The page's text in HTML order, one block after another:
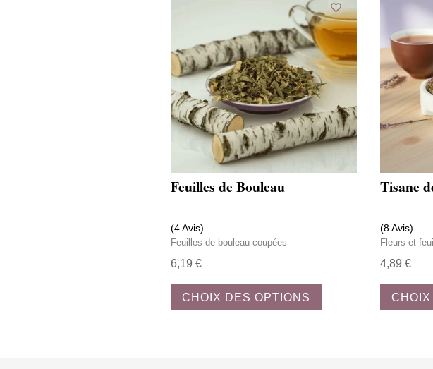
Feuilles de Bouleau
(4 Avis)
Feuilles de bouleau coupées
6,19 €
CHOIX DES OPTIONS
Tisane
(8 Avis)
Fleurs et
4,89€